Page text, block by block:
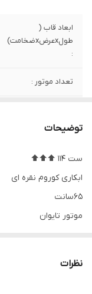
ابعاد قاب (
طولxعرضxضخامت)
:
تعداد موتور :
جنس صفحه
شب نما
توضیحات
ست 114 ⬆️⬆️⬆️
ابکاری کوروم نقره ای
65سانت
موتور تایوان
نظرات